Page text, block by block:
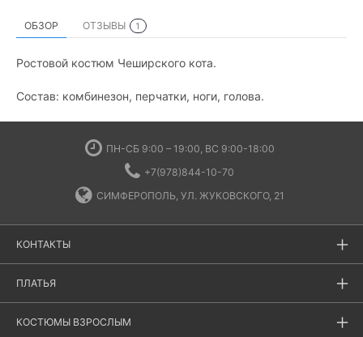
ОБЗОР ОТЗЫВЫ 1
Ростовой костюм Чеширского кота.
Состав: комбинезон, перчатки, ноги, голова.
ПН-СБ 9:00 – 19:00, ВС 9:00-18:00
+7(978)844-10-70
СИМФЕРОПОЛЬ, УЛ. ЖУКОВСКОГО, 21
КОНТАКТЫ
ПЛАТЬЯ
КОСТЮМЫ ВЗРОСЛЫМ